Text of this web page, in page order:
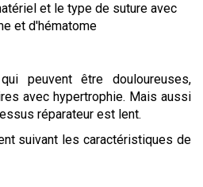
et le type de suture avec
et d'hématome
peuvent être douloureuses,
avec hypertrophie. Mais aussi
réparateur est lent.
suivant les caractéristiques de